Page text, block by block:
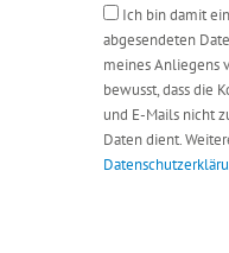
Ich bin damit
abgesendeten
meines Anliegens
bewusst, dass die
und E-Mails nicht
Daten dient.